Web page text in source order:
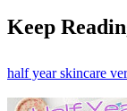
Keep
half year skincare